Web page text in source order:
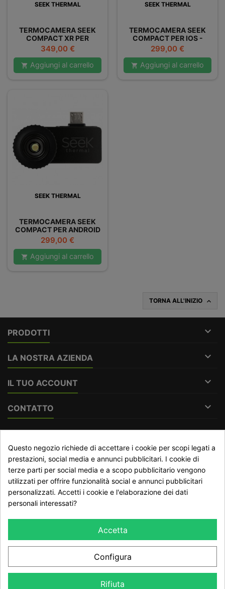
SEEK THERMAL
TERMOCAMERA SEEK
COMPACT XR PER
ANDROID
Prezzo
349,00 €
 Aggiungi al carrello
SEEK THERMAL
TERMOCAMERA SEEK
COMPACT PER IOS -
IPHONE
GRANDANGOLARE
Prezzo
299,00 €
 Aggiungi al carrello
SEEK THERMAL
TERMOCAMERA SEEK
COMPACT PER ANDROID
GRANDANGOLARE
Prezzo
299,00 €
 Aggiungi al carrello
TORNA ALL'INIZIO 
PRODOTTI 
LA NOSTRA AZIENDA 
IL TUO ACCOUNT 
CONTATTO 
Traccia stato del recesso
NEWSLETTER
Questo negozio richiede di accettare i cookie per scopi legati a
prestazioni, social media e annunci pubblicitari. I cookie di
terze parti per social media e a scopo pubblicitario vengono
utilizzati per offrire funzionalità social e annunci pubblicitari
personalizzati. Accetti i cookie e l'elaborazione dei dati
personali interessati?
Accetta
Configura
Rifiuta